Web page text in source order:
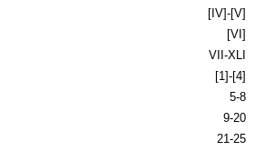
[IV]-[V]
[VI]
VII-XLI
[1]-[4]
5-8
9-20
21-25